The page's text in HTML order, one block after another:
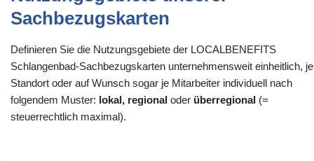
Sachbezugskarten
Definieren Sie die Nutzungsgebiete der LOCALBENEFITS
Schlangenbad-Sachbezugskarten unternehmensweit einheitlich, je
Standort oder auf Wunsch sogar je Mitarbeiter individuell nach
folgendem Muster: lokal, regional oder überregional (=
steuerrechtlich maximal).